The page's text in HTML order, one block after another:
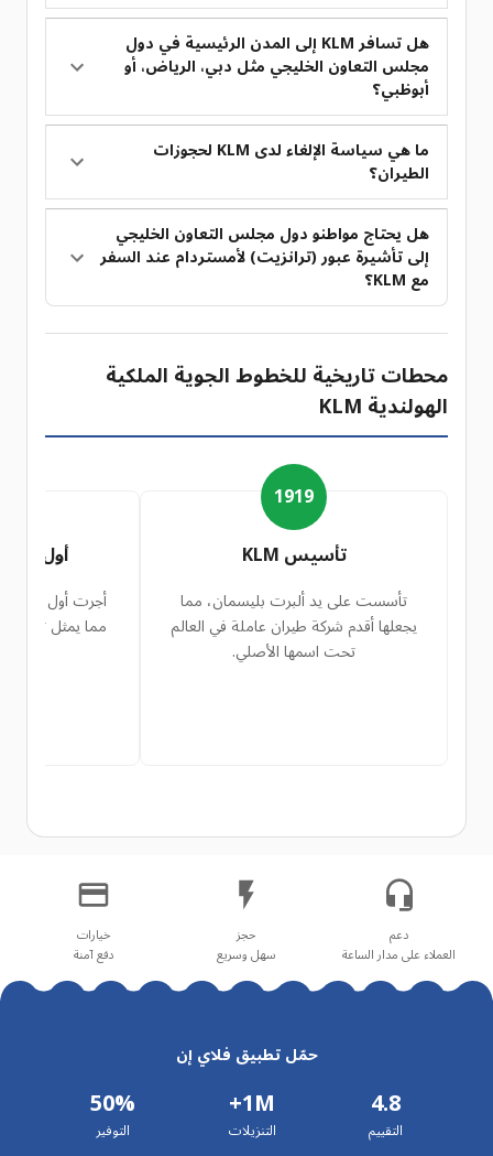
هل تسافر KLM إلى المدن الرئيسية في دول
مجلس التعاون الخليجي مثل دبي، الرياض، أو
أبوظبي؟
ما هي سياسة الإلغاء لدى KLM لحجوزات
الطيران؟
هل يحتاج مواطنو دول مجلس التعاون الخليجي
إلى تأشيرة عبور (ترانزيت) لأمستردام عند السفر
مع KLM؟
محطات تاريخية للخطوط الجوية الملكية
الهولندية KLM
1919
تأسيس KLM
تأسست على يد ألبرت بليسمان، مما
يجعلها أقدم شركة طيران عاملة في العالم
تحت اسمها الأصلي.
أول
أجرت أول رحلة
مما يمثل توسعًا
دعم
العملاء على مدار الساعة
حجز
سهل وسريع
خيارات
دفع آمنة
حمّل تطبيق فلاي إن
4.8
التقييم
1M+
التنزيلات
50%
التوفير